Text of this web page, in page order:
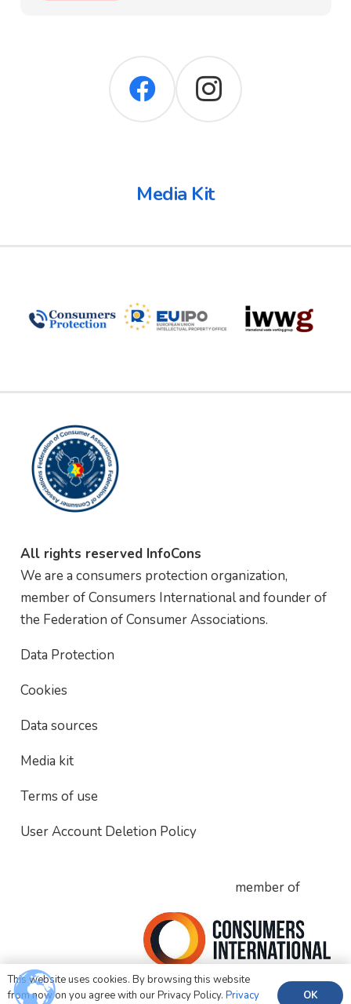
Media Kit
All rights reserved InfoCons
We are a consumers protection organization,
member of Consumers International and founder of
the Federation of Consumer Associations.
Data Protection
Cookies
Data sources
Media kit
Terms of use
User Account Deletion Policy
member of
This website uses cookies. By browsing this website
from now on you agree with our Privacy Policy. Privacy OK